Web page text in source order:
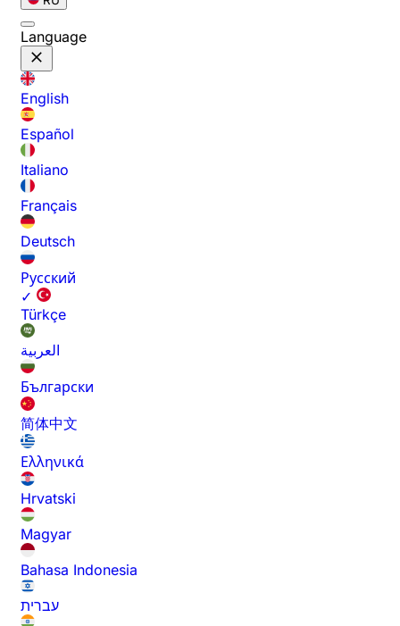
Language
English
Español
Italiano
Français
Deutsch
Русский
✓
Türkçe
العربية
Български
简体中文
Ελληνικά
Hrvatski
Magyar
Bahasa Indonesia
עברית